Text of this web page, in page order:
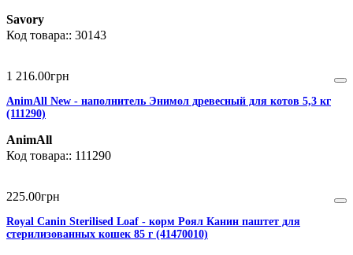
Savory
30143
1 216.00грн
AnimAll New - наполнитель Энимол древесный для котов 5,3 кг
(111290)
AnimAll
111290
225.00грн
Royal Canin Sterilised Loaf - корм Роял Канин паштет для
стерилизованных кошек 85 г (41470010)